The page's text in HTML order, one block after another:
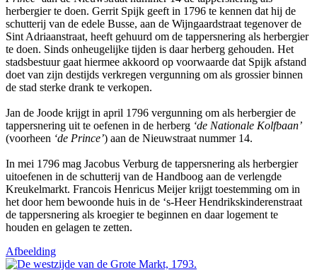
herbergier te doen. Gerrit Spijk geeft in 1796 te kennen dat hij de
schutterij van de edele Busse, aan de Wijngaardstraat tegenover de
Sint Adriaanstraat, heeft gehuurd om de tappersnering als herbergier
te doen. Sinds onheugelijke tijden is daar herberg gehouden. Het
stadsbestuur gaat hiermee akkoord op voorwaarde dat Spijk afstand
doet van zijn destijds verkregen vergunning om als grossier binnen
de stad sterke drank te verkopen.
Jan de Joode krijgt in april 1796 vergunning om als herbergier de
tappersnering uit te oefenen in de herberg ‘de Nationale Kolfbaan’
(voorheen ‘de Prince’) aan de Nieuwstraat nummer 14.
In mei 1796 mag Jacobus Verburg de tappersnering als herbergier
uitoefenen in de schutterij van de Handboog aan de verlengde
Kreukelmarkt. Francois Henricus Meijer krijgt toestemming om in
het door hem bewoonde huis in de ‘s-Heer Hendrikskinderenstraat
de tappersnering als kroegier te beginnen en daar logement te
houden en gelagen te zetten.
Afbeelding